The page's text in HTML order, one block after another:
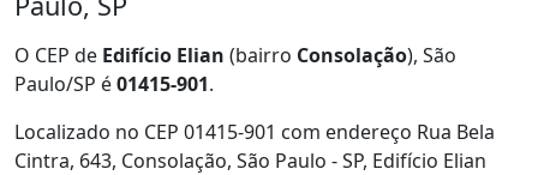
O CEP de Edifício Elian (bairro Consolação), São
Paulo/SP é01415-901.
Localizado no CEP 01415-901 com endereço Rua Bela
Cintra, 643, Consolação, São Paulo - SP, Edifício Elian